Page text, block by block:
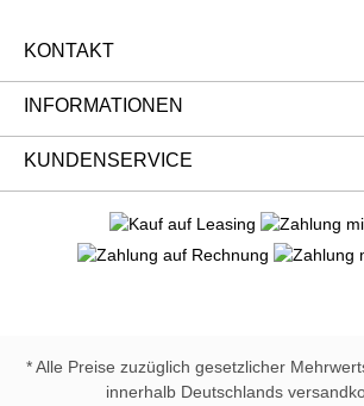
KONTAKT
INFORMATIONEN
KUNDENSERVICE
* Alle Preise zuzüglich gesetzlicher
innerhalb Deutschlands